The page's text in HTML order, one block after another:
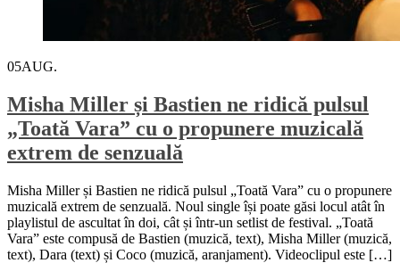
05AUG.
Misha Miller și Bastien ne ridică pulsul
„Toată Vara” cu o propunere muzicală
extrem de senzuală
Misha Miller și Bastien ne ridică pulsul „Toată Vara” cu o propunere
muzicală extrem de senzuală. Noul single își poate găsi locul atât în
playlistul de ascultat în doi, cât și într-un setlist de festival. „Toată
Vara” este compusă de Bastien (muzică, text), Misha Miller (muzică,
text), Dara (text) și Coco (muzică, aranjament). Videoclipul este […]